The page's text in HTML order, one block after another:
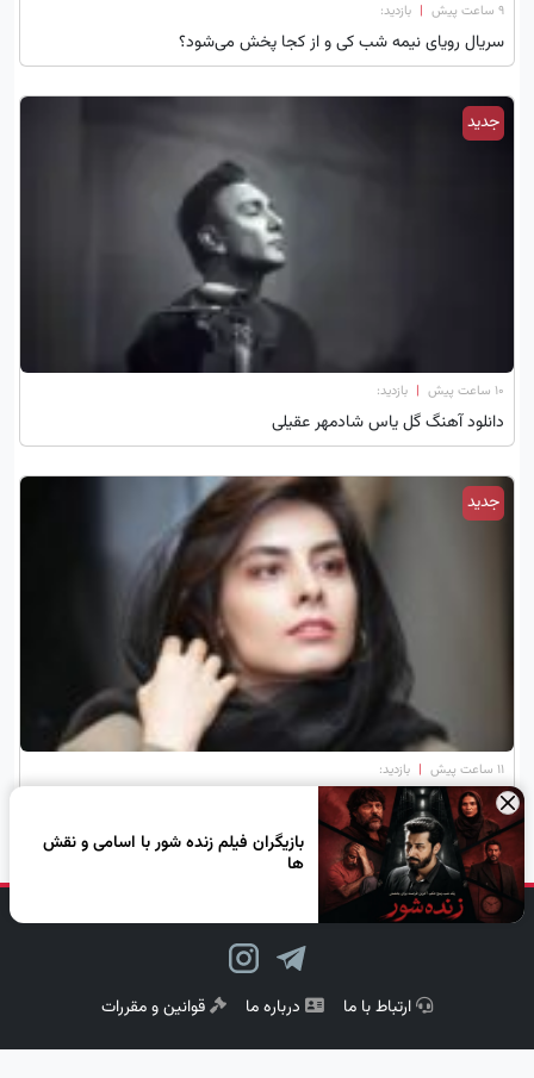
۹ ساعت پیش | بازدید:
سریال رویای نیمه شب کی و از کجا پخش می‌شود؟
جدید
۱۰ ساعت پیش | بازدید:
دانلود آهنگ گل یاس شادمهر عقیلی
جدید
۱۱ ساعت پیش | بازدید:
بیوگرافی تلخ مریم همتیان + علت فوت×
بازیگران فیلم زنده شور با اسامی و نقش
ها
دنبال کن، لبخند بزن!
ارتباط با ما درباره ما قوانین و مقررات